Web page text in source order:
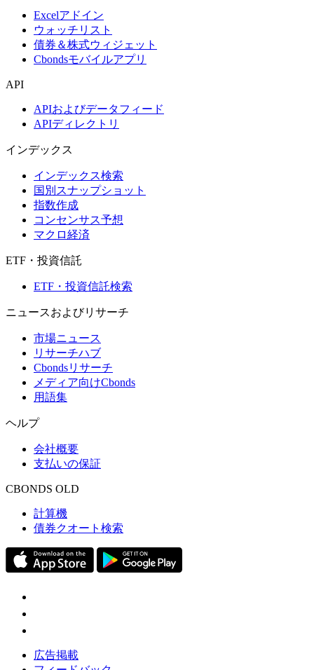
Excelアドイン
ウォッチリスト
債券＆株式ウィジェット
Cbondsモバイルアプリ
API
APIおよびデータフィード
APIディレクトリ
インデックス
インデックス検索
国別スナップショット
指数作成
コンセンサス予想
マクロ経済
ETF・投資信託
ETF・投資信託検索
ニュースおよびリサーチ
市場ニュース
リサーチハブ
Cbondsリサーチ
メディア向けCbonds
用語集
ヘルプ
会社概要
支払いの保証
CBONDS OLD
計算機
債券クオート検索
広告掲載